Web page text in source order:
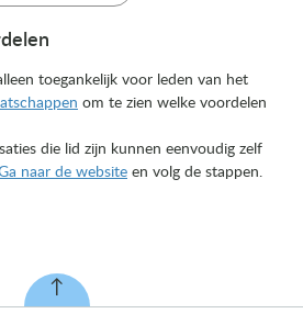
toegankelijk voor leden van het
om te zien welke voordelen
die lid zijn kunnen eenvoudig zelf
naar de website en volg de stappen.